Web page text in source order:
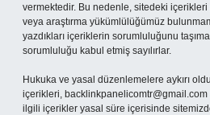
vermektedir. Bu nedenle, sitedeki
veya araştırma yükümlülüğümüz
yazdıkları içeriklerin sorumluluğunu
sorumluluğu kabul etmiş sayılırlar.
Hukuka ve yasal düzenlemelere aykırı
içerikleri, backlinkpanelicomtr@gmail.com
ilgili içerikler yasal süre içerisinde